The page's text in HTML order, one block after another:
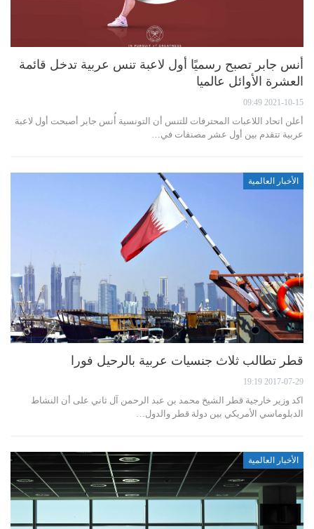
أنس جابر تصبح رسميًا أول لاعبة تنس عربية تدخل قائمة
العشرة الأوائل عالميا
2021-10-15 09:49
أعلن اتحاد اللاعبات المحترفات للتنس أن التونسية أُنس جابر أصبحت أول لاعبة
عربية تتقدم بين أول عشر مصنفات في…
الأخبار العالمية
قطر تطالب ثلاث جنسيات عربية بالرحيل فورا
2017-07-29 19:19
اكد وزير خارجية قطر الشيخ محمد بن عبد الرحمن آل ثاني على أن النشاط
الدبلوماسي الأمريكي بين دولة قطر والدول…
الأخبار العالمية